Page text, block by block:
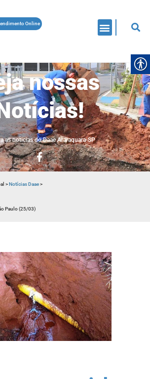
Online
nossas
as noticias do Daae Araraquara-SP
>Notícias Daae>
Paulo (25/03)